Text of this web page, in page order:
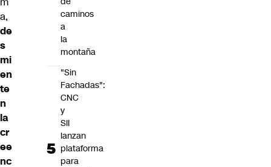
a,
de
s
mi
en
te
n
la
cr
ee
nc
caminos
a
la
montaña
"Sin
Fachadas":
CNC
y
SII
lanzan
plataforma
para